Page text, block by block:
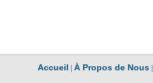
Accueil | À Propos de Nous|